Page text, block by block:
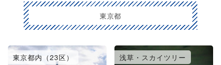
東京都
東京都内（23区） 浅草・スカイツリー